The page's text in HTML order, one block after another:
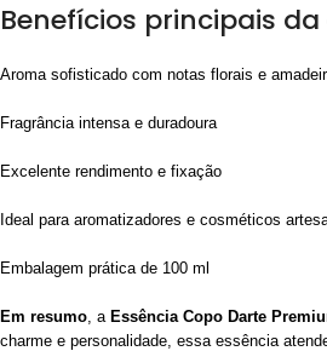
Benefícios principais
Aroma sofisticado com notas florais e
Fragrância intensa e duradoura
Excelente rendimento e fixação
Ideal para aromatizadores e cosméticos
Embalagem prática de 100 ml
Em resumo, a Essência Copo Darte
charme e personalidade, essa essência